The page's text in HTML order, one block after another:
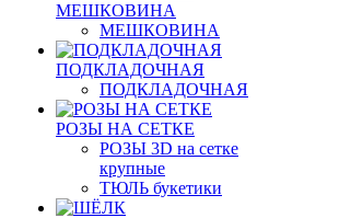
МЕШКОВИНА
МЕШКОВИНА
ПОДКЛАДОЧНАЯ
ПОДКЛАДОЧНАЯ
РОЗЫ НА СЕТКЕ
РОЗЫ 3D на сетке
крупные
ТЮЛЬ букетики